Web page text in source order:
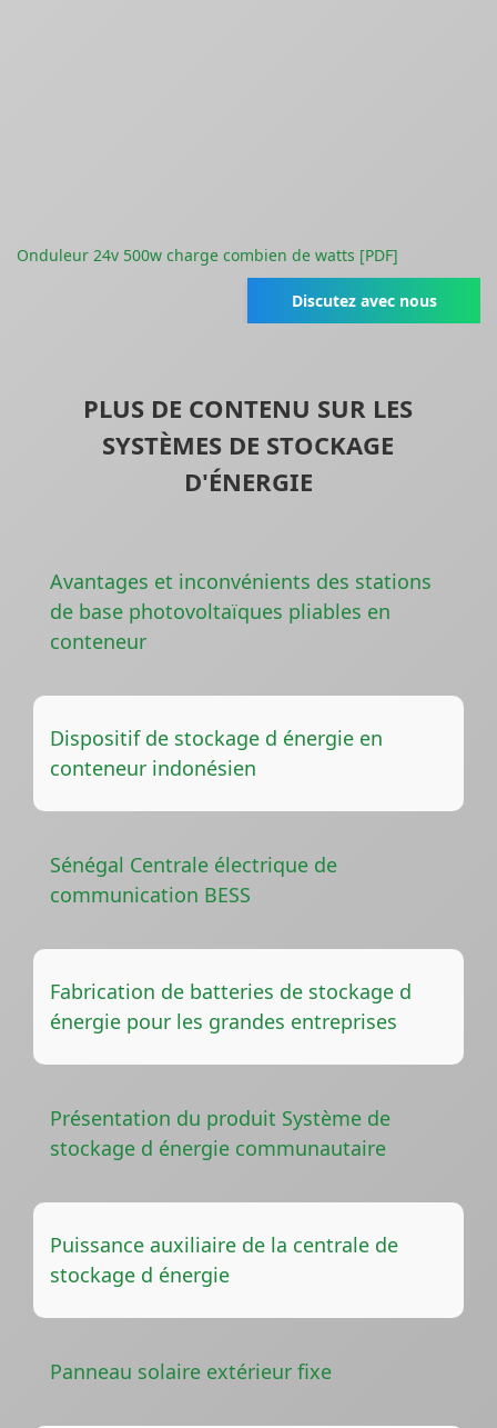
Onduleur 24v 500w charge combien de watts [PDF]
Discutez avec nous
PLUS DE CONTENU SUR LES
SYSTÈMES DE STOCKAGE
D'ÉNERGIE
Avantages et inconvénients des stations
de base photovoltaïques pliables en
conteneur
Dispositif de stockage d énergie en
conteneur indonésien
Sénégal Centrale électrique de
communication BESS
Fabrication de batteries de stockage d
énergie pour les grandes entreprises
Présentation du produit Système de
stockage d énergie communautaire
Puissance auxiliaire de la centrale de
stockage d énergie
Panneau solaire extérieur fixe